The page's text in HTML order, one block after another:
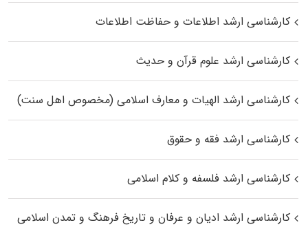
کارشناسی ارشد اطلاعات و حفاظت اطلاعات
کارشناسی ارشد علوم قرآن و حدیث
کارشناسی ارشد الهیات و معارف اسلامی (مخصوص اهل سنت)
کارشناسی ارشد فقه و حقوق
کارشناسی ارشد فلسفه و کلام اسلامی
کارشناسی ارشد ادیان و عرفان و تاریخ فرهنگ و تمدن اسلامی